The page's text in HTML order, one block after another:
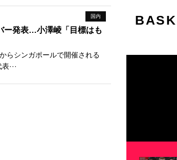
国内
ー発表…小澤崚「目標はも
らシンガポールで開催される
···